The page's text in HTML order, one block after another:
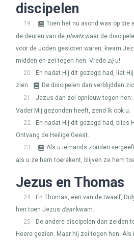
discipelen
19
Toen het nu avond was op die
de deuren van de plaatswaar de
voor de Joden gesloten waren, kwam
midden en zei tegen hen: Vrede ziju!
20
En nadat Hij dit gezegd had, liet
zien.
De discipelen dan verblijdden
21
Jezus dan zei opnieuw tegen hen:
Vader Mij gezonden heeft, zend Ik ook u.
22
En nadat Hij dit gezegd had, blies
Ontvang de Heilige Geest.
23
Als u iemands zonden
als u ze hem toerekent, blijven ze hem
Jezus en Thomas
24
En Thomas, een van de twaalf,
hen toen Jezus daarkwam.
25
De andere discipelen dan zeiden
Heere gezien. Maar hij zei tegen hen: